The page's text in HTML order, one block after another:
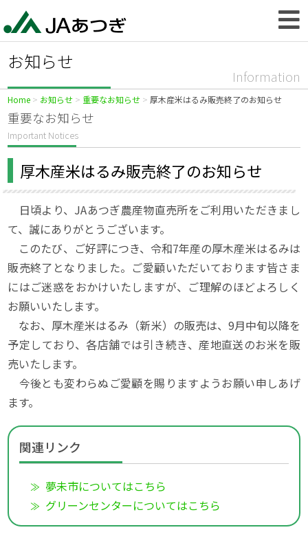
お知らせ
Information
Home お知らせ 重要なお知らせ 厚木産米はるみ販売終了のお知らせ
重要なお知らせ
Important Notices
厚木産米はるみ販売終了のお知らせ
日頃より、JAあつぎ農産物直売所をご利用いただきまし
て、誠にありがとうございます。
このたび、ご好評につき、令和7年産の厚木産米はるみは
販売終了となりました。ご愛顧いただいております皆さま
にはご迷惑をおかけいたしますが、ご理解のほどよろしく
お願いいたします。
なお、厚木産米はるみ（新米）の販売は、9月中旬以降を
予定しており、各店舗では引き続き、産地直送のお米を販
売いたします。
今後とも変わらぬご愛顧を賜りますようお願い申しあげ
ます。
関連リンク
夢未市についてはこちら
グリーンセンターについてはこちら